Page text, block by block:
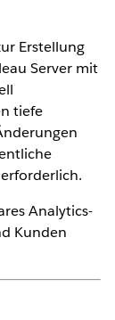
Erstellung
Server mit
tiefe
Analytics-
Kunden